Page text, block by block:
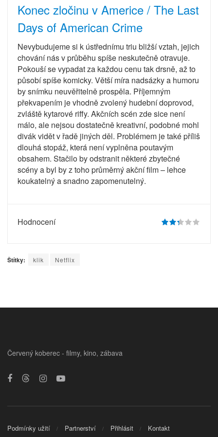
Konec zločinu v Americe / The Last
Days of American Crime
Nevybudujeme si k ústřednímu triu bližší vztah, jejich
chování nás v průběhu spíše neskutečně otravuje.
Pokouší se vypadat za každou cenu tak drsně, až to
působí spíše komicky. Větší míra nadsázky a humoru
by snímku neuvěřitelně prospěla. Příjemným
překvapením je vhodně zvolený hudební doprovod,
zvláště kytarové riffy. Akčních scén zde sice není
málo, ale nejsou dostatečně kreativní, podobné mohl
divák vidět v řadě jiných děl. Problémem je také příliš
dlouhá stopáž, která není vyplněna poutavým
obsahem. Stačilo by odstranit některé zbytečné
scény a byl by z toho průměrný akční film – lehce
koukatelný a snadno zapomenutelný.
Hodnocení
Štítky: klik Netflix
Červený koberec - filmy, kino, zábava
Podmínky užití Partnerství Přihlásit Kontakt